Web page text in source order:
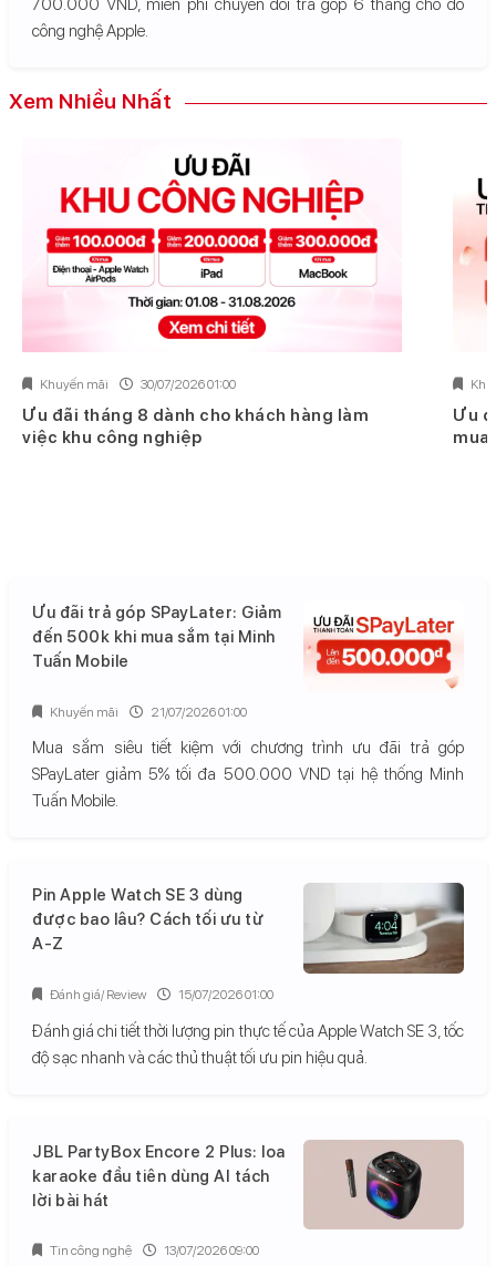
700.000 VND, miễn phí chuyển đổi trả góp 6 tháng cho đồ
công nghệ Apple.
Xem Nhiều Nhất
Khuyến mãi 30/07/2026 01:00
Ưu đãi tháng 8 dành cho khách hàng làm
việc khu công nghiệp
Ưu
mua
Ưu đãi trả góp SPayLater: Giảm
đến 500k khi mua sắm tại Minh
Tuấn Mobile
Mua sắm siêu tiết kiệm với chương trình ưu đãi trả góp
SPayLater giảm 5% tối đa 500.000 VND tại hệ thống Minh
Tuấn Mobile.
Khuyến mãi 21/07/2026 01:00
Pin Apple Watch SE 3 dùng
được bao lâu? Cách tối ưu từ
A-Z
Đánh giá chi tiết thời lượng pin thực tế của Apple Watch SE 3, tốc
độ sạc nhanh và các thủ thuật tối ưu pin hiệu quả.
Đánh giá/ Review 15/07/2026 01:00
JBL PartyBox Encore 2 Plus: loa
karaoke đầu tiên dùng AI tách
lời bài hát
Tin công nghệ 13/07/2026 09:00